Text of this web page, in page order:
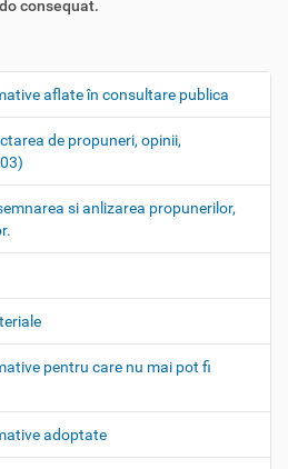
consequat.
aflate în consultare publica
de propuneri, opinii,
si anlizarea propunerilor,
pentru care nu mai pot fi
adoptate